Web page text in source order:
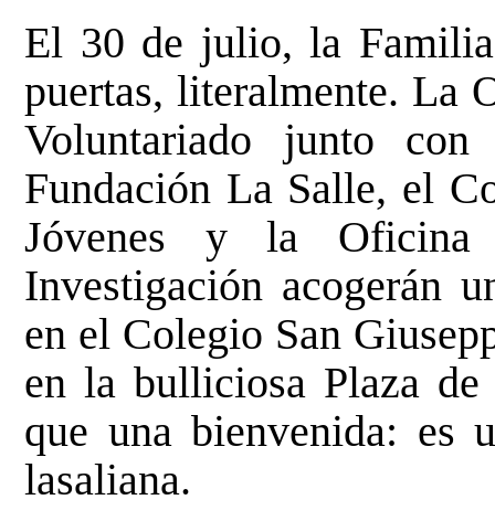
El 30 de julio, la
puertas, literalmente. La
Voluntariado junto
Fundación La Salle, el
Jóvenes y la Oficina
Investigación acogerán
en el Colegio San
en la bulliciosa Plaza
que una bienvenida: es
lasaliana.